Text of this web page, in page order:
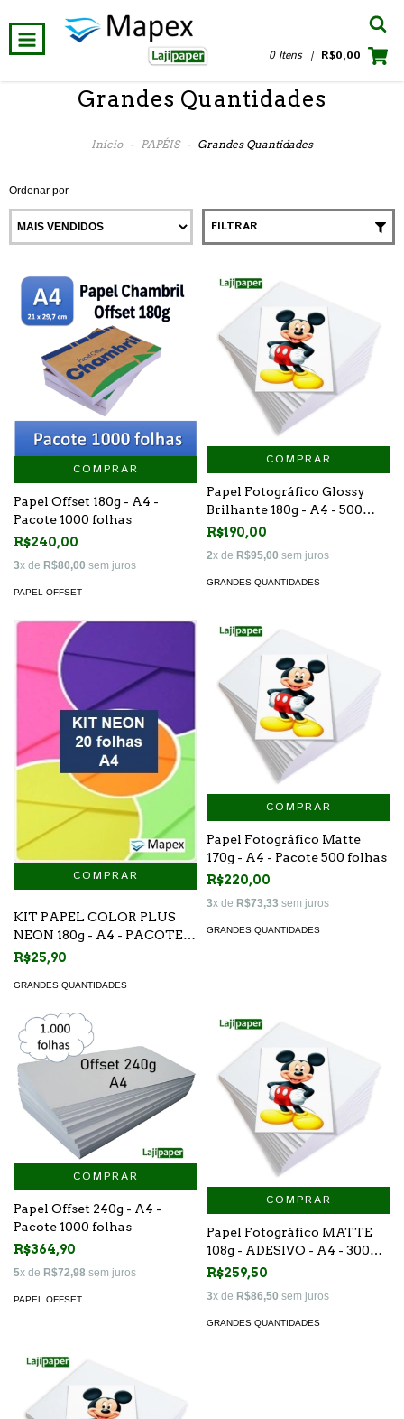
0 Itens | R$0,00
Grandes Quantidades
Início - PAPÉIS - Grandes Quantidades
Ordenar por
FILTRAR
COMPRAR
Papel Offset 180g - A4 -
Pacote 1000 folhas
R$240,00
3x de R$80,00 sem juros
PAPEL OFFSET
COMPRAR
Papel Fotográfico Glossy
Brilhante 180g - A4 - 500
Folhas
R$190,00
2x de R$95,00 sem juros
GRANDES QUANTIDADES
KIT PAPEL COLOR PLUS
NEON 180g - A4 - PACOTE
20 FOLHAS
R$25,90
GRANDES QUANTIDADES
COMPRAR
Papel Fotográfico Matte
170g - A4 - Pacote 500 folhas
R$220,00
3x de R$73,33 sem juros
GRANDES QUANTIDADES
COMPRAR
Papel Offset 240g - A4 -
Pacote 1000 folhas
R$364,90
5x de R$72,98 sem juros
PAPEL OFFSET
COMPRAR
Papel Fotográfico MATTE
108g - ADESIVO - A4 - 300
folhas
R$259,50
3x de R$86,50 sem juros
GRANDES QUANTIDADES